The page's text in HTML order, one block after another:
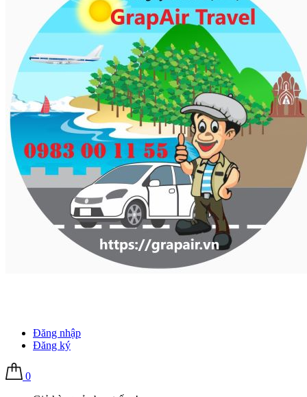
Đăng nhập
Đăng ký
0